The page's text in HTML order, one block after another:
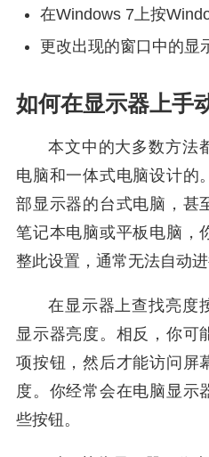
在Windows 7上按
更改出现的窗口中的显
如何在显示器上手
本文中的大多数方法
电脑和一体式电脑设计的
部显示器的台式电脑，甚
笔记本电脑或平板电脑，
整此设置，通常无法自动进
在显示器上查找亮度
显示器亮度。相反，你可
项按钮，然后才能访问屏
度。你经常会在电脑显示
些按钮。